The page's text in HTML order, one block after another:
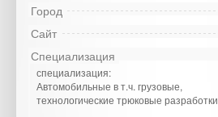
Город
Сайт
Специализация
специализация:
Автомобильные в т.ч. грузовые,
технологические трюковые разработки